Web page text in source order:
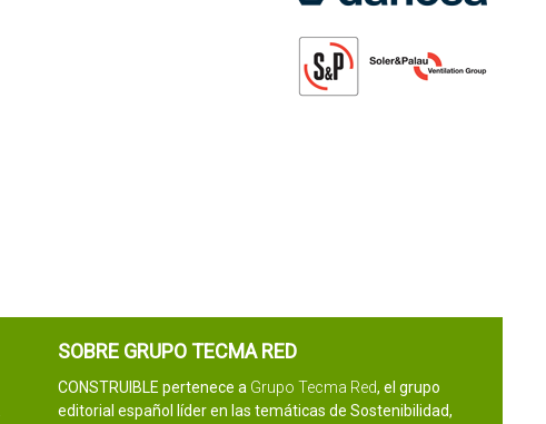
SOBRE GRUPO TECMA RED
CONSTRUIBLE pertenece a Grupo Tecma Red, el grupo
editorial español líder en las temáticas de Sostenibilidad,